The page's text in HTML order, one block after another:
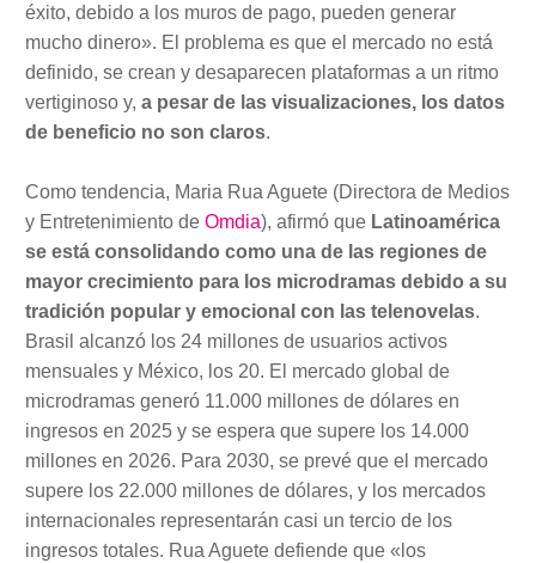
éxito, debido a los muros de pago, pueden generar
mucho dinero». El problema es que el mercado no está
definido, se crean y desaparecen plataformas a un ritmo
vertiginoso y, a pesar de las visualizaciones, los datos
de beneficio no son claros.
Como tendencia, Maria Rua Aguete (Directora de Medios
y Entretenimiento de Omdia), afirmó que Latinoamérica
se está consolidando como una de las regiones de
mayor crecimiento para los microdramas debido a su
tradición popular y emocional con las telenovelas.
Brasil alcanzó los 24 millones de usuarios activos
mensuales y México, los 20. El mercado global de
microdramas generó 11.000 millones de dólares en
ingresos en 2025 y se espera que supere los 14.000
millones en 2026. Para 2030, se prevé que el mercado
supere los 22.000 millones de dólares, y los mercados
internacionales representarán casi un tercio de los
ingresos totales. Rua Aguete defiende que «los